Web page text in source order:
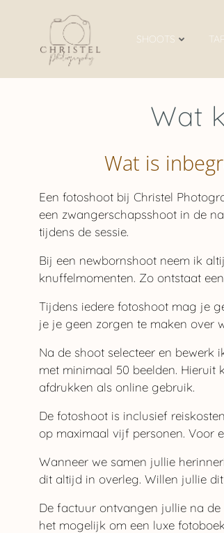
SHOOTS
Wat
Wat is
Een fotoshoot bij Christel
een zwangerschapsshoot in de
tijdens de sessie.
Bij een newbornshoot neem ik
knuffelmomenten. Zo ontstaat
Tijdens iedere fotoshoot mag je
je je geen zorgen te maken over
Na de shoot selecteer en
met minimaal 50 beelden. Hieruit
afdrukken als online gebruik.
De fotoshoot is inclusief
op maximaal vijf personen. Voor
Wanneer we samen jullie
dit altijd in overleg. Willen jullie
De factuur ontvangen jullie na de
het mogelijk om een luxe